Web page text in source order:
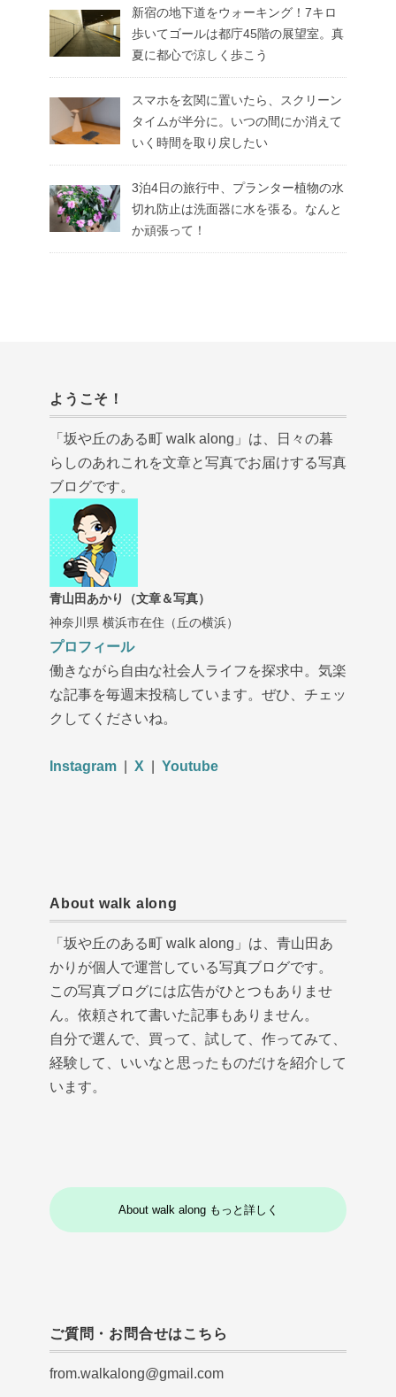
新宿の地下道をウォーキング！7キロ
歩いてゴールは都庁45階の展望室。真
夏に都心で涼しく歩こう
スマホを玄関に置いたら、スクリーン
タイムが半分に。いつの間にか消えて
いく時間を取り戻したい
3泊4日の旅行中、プランター植物の水
切れ防止は洗面器に水を張る。なんと
か頑張って！
ようこそ！
「坂や丘のある町 walk along」は、日々の暮
らしのあれこれを文章と写真でお届けする写真
ブログです。
青山田あかり（文章＆写真）
神奈川県 横浜市在住（丘の横浜）
プロフィール
働きながら自由な社会人ライフを探求中。気楽
な記事を毎週末投稿しています。ぜひ、チェッ
クしてくださいね。
Instagram X Youtube
About walk along
「坂や丘のある町 walk along」は、青山田あ
かりが個人で運営している写真ブログです。
この写真ブログには広告がひとつもありませ
ん。依頼されて書いた記事もありません。
自分で選んで、買って、試して、作ってみて、
経験して、いいなと思ったものだけを紹介して
います。
About walk along もっと詳しく
ご質問・お問合せはこちら
from.walkalong@gmail.com